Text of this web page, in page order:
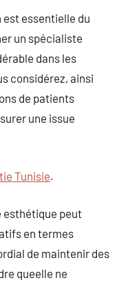
est essentielle du
un spécialiste
dans les
considérez, ainsi
de patients
une issue
Tunisie.
esthétique peut
en termes
de maintenir des
queelle ne